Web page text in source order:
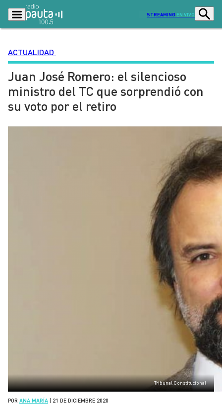
STREAMING EN VIVO
Podcasts Programas
Lo Último Actualidad
Ciudad
Deportes
Opinión
Señal 2
ACTUALIDAD
Juan José Romero: el silencioso
ministro del TC que sorprendió con
su voto por el retiro
Tribunal Constitucional
POR ANA MARÍA 21 DE DICIEMBRE 2020